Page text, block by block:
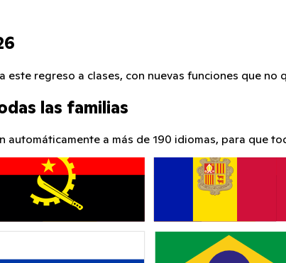
este regreso a clases, con nuevas funciones que no
las familias
automáticamente a más de 190 idiomas, para que